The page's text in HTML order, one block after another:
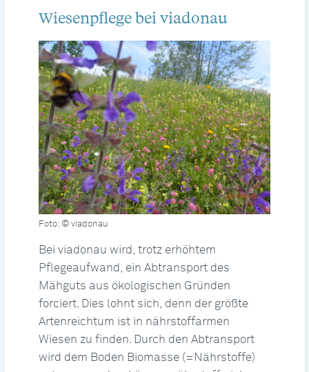
Wiesenpflege bei viadonau
Foto: © viadonau
Bei viadonau wird, trotz erhöhtem
Pflegeaufwand, ein Abtransport des
Mähguts aus ökologischen Gründen
forciert. Dies lohnt sich, denn der größte
Artenreichtum ist in nährstoffarmen
Wiesen zu finden. Durch den Abtransport
wird dem Boden Biomasse (=Nährstoffe)